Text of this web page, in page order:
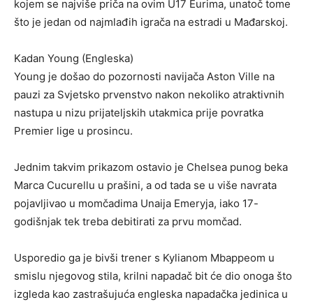
kojem se najviše priča na ovim U17 Eurima, unatoč tome
što je jedan od najmlađih igrača na estradi u Mađarskoj.
Kadan Young (Engleska)
Young je došao do pozornosti navijača Aston Ville na
pauzi za Svjetsko prvenstvo nakon nekoliko atraktivnih
nastupa u nizu prijateljskih utakmica prije povratka
Premier lige u prosincu.
Jednim takvim prikazom ostavio je Chelsea punog beka
Marca Cucurellu u prašini, a od tada se u više navrata
pojavljivao u momčadima Unaija Emeryja, iako 17-
godišnjak tek treba debitirati za prvu momčad.
Usporedio ga je bivši trener s Kylianom Mbappeom u
smislu njegovog stila, krilni napadač bit će dio onoga što
izgleda kao zastrašujuća engleska napadačka jedinica u